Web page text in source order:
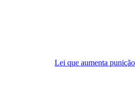
Lei que aumenta punição a crimes digitais